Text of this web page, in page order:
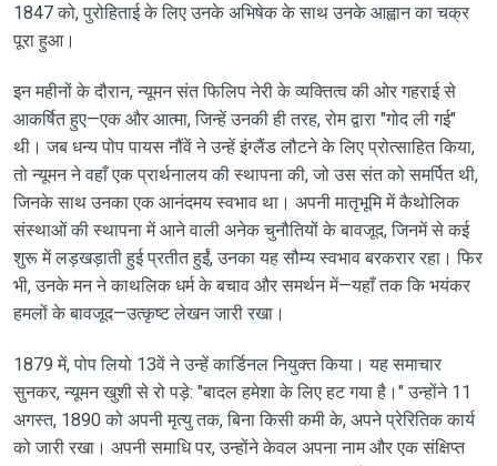
1847 को, पुरोहिताई के लिए उनके अभिषेक के साथ उनके आह्वान का चक्र
पूरा हुआ।
इन महीनों के दौरान, न्यूमन संत फिलिप नेरी के व्यक्तित्व की ओर गहराई से
आकर्षित हुए—एक और आत्मा, जिन्हें उनकी ही तरह, रोम द्वारा "गोद ली गई"
थी। जब धन्य पोप पायस नौंवें ने उन्हें इंग्लैंड लौटने के लिए प्रोत्साहित किया,
तो न्यूमन ने वहाँ एक प्रार्थनालय की स्थापना की, जो उस संत को समर्पित थी,
जिनके साथ उनका एक आनंदमय स्वभाव था। अपनी मातृभूमि में कैथोलिक
संस्थाओं की स्थापना में आने वाली अनेक चुनौतियों के बावजूद, जिनमें से कई
शुरू में लड़खड़ाती हुई प्रतीत हुईं, उनका यह सौम्य स्वभाव बरकरार रहा। फिर
भी, उनके मन ने काथलिक धर्म के बचाव और समर्थन में—यहाँ तक कि भयंकर
हमलों के बावजूद—उत्कृष्ट लेखन जारी रखा।
1879 में, पोप लियो 13वें ने उन्हें कार्डिनल नियुक्त किया। यह समाचार
सुनकर, न्यूमन खुशी से रो पड़े: "बादल हमेशा के लिए हट गया है।" उन्होंने 11
अगस्त, 1890 को अपनी मृत्यु तक, बिना किसी कमी के, अपने प्रेरितिक कार्य
को जारी रखा। अपनी समाधि पर, उन्होंने केवल अपना नाम और एक संक्षिप्त